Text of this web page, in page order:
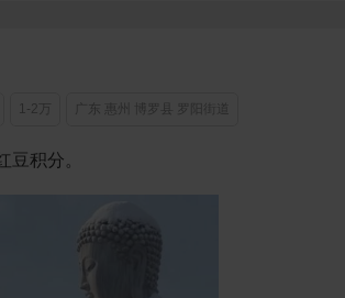
1-2万 广东 惠州 博罗县 罗阳街道
积分。